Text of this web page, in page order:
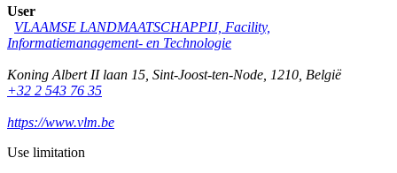
User
VLAAMSE LANDMAATSCHAPPIJ, Facility,
Informatiemanagement- en Technologie
Koning Albert II laan 15 Sint-Joost-ten-Node 1210 België
+32 2 543 76 35
https://www.vlm.be
Use limitation